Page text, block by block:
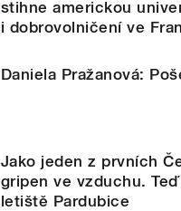
stihne americkou
i dobrovolničení ve
Daniela Pražanová:
Jako jeden z prvních
gripen ve vzduchu.
letiště Pardubice